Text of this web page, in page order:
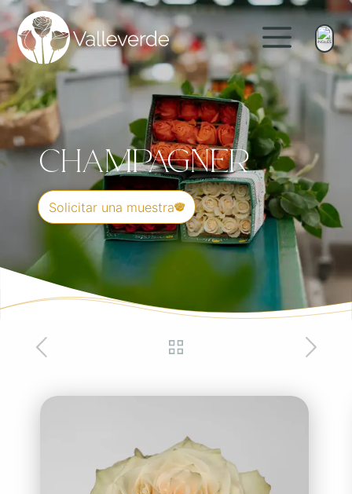
Champagner
Solicitar una muestra